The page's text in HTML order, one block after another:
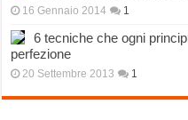
16 Gennaio 2014 1
6 tecniche che ogni
perfezione
20 Settembre 2013 1